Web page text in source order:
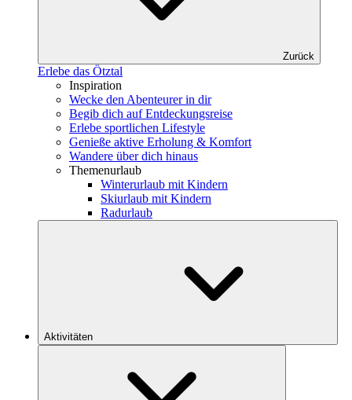
Zurück
Erlebe das Ötztal
Inspiration
Wecke den Abenteurer in dir
Begib dich auf Entdeckungsreise
Erlebe sportlichen Lifestyle
Genieße aktive Erholung & Komfort
Wandere über dich hinaus
Themenurlaub
Winterurlaub mit Kindern
Skiurlaub mit Kindern
Radurlaub
Aktivitäten